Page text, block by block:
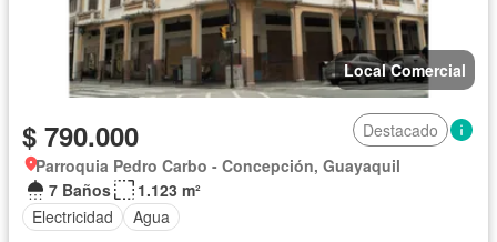
Local Comercial
$ 790.000
Destacado
Parroquia Pedro Carbo - Concepción, Guayaquil
7 Baños
1.123 m²
Electricidad
Agua